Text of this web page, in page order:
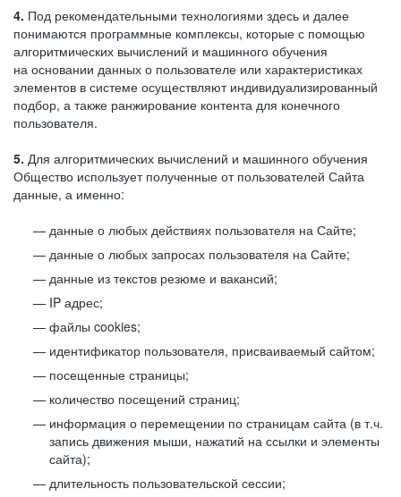
4. Под рекомендательными технологиями здесь и далее
понимаются программные комплексы, которые с помощью
алгоритмических вычислений и машинного обучения
на основании данных о пользователе или характеристиках
элементов в системе осуществляют индивидуализированный
подбор, а также ранжирование контента для конечного
пользователя.
5. Для алгоритмических вычислений и машинного обучения
Общество использует полученные от пользователей Сайта
данные, а именно:
данные о любых действиях пользователя на Сайте;
данные о любых запросах пользователя на Сайте;
данные из текстов резюме и вакансий;
IP адрес;
файлы cookies;
идентификатор пользователя, присваиваемый сайтом;
посещенные страницы;
количество посещений страниц;
информация о перемещении по страницам сайта (в т.ч.
запись движения мыши, нажатий на ссылки и элементы
сайта);
длительность пользовательской сессии;